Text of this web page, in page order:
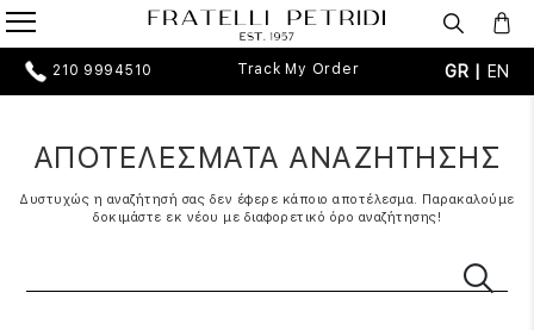
210 9994510 Track My Order GR | EN
ΑΠΟΤΕΛΕΣΜΑΤΑ ΑΝΑΖΗΤΗΣΗΣ
Δυστυχώς η αναζήτησή σας δεν έφερε κάποιο αποτέλεσμα. Παρακαλούμε
δοκιμάστε εκ νέου με διαφορετικό όρο αναζήτησης!